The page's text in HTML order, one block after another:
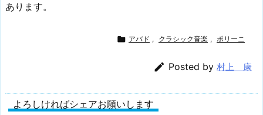
あります。
 アバド , クラシック音楽 , ポリーニ
 Posted by 村上 康
よろしければシェアお願いします